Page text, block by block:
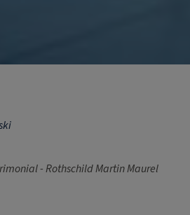
- Rothschild Martin Maurel